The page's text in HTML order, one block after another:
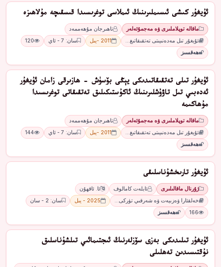
ئۇيغۇر كىشى ئىسىملىرىنىڭ ئىملاسى توغرىسىدا قىسقىچە مۇلاھىزە
ماقالە توپلاملىرى ۋە مەجمۇئەلەر
تاھىرجان مۇھەممەد
ئۇيغۇر تىل مەدەنىيىتى تەتقىقاتىغ…
2011 -يىل سان: 7 - ئاي
120
ھەقسىز
ئۇيغۇر تىلى تەتقىقاتىدىكى يېڭى بۆسۈش - ھازىرقى زامان ئۇيغۇر
ئەدەبىي تىل تاۋۇشلىرىنىڭ ئاكۇستىكىلىق تەتقىقاتى توغرىسىدا
مۇھاكىمە
ماقالە توپلاملىرى ۋە مەجمۇئەلەر
تاھىرجان مۇھەممەد
ئۇيغۇر تىل مەدەنىيىتى تەتقىقاتىغ…
2011 -يىل سان: 7 - ئاي
144
ھەقسىز
ئۇيغۇر تارىخشۇناسلىقى
ژۇرنال ماقالىلىرى ئابلەت كامالوف
ئا. ئاقھۇن
خەلقئارا ۋەزىيەت ۋە شەرقىي تۈركى…
2025 - يىل
سان: 2 - سان
166
ھەقسىز
ئۇيغۇر تىلىدىكى بەزى سۆزلەرنىڭ ئىجتىمائىي تىلشۇناسلىق
نۇقتىسىدىن تەھلىلى